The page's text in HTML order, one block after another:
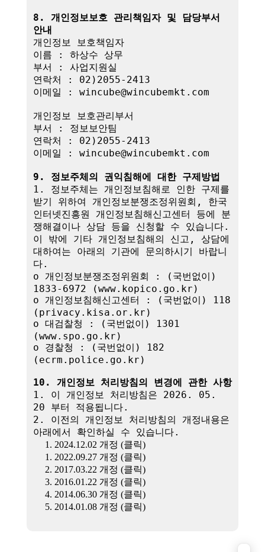
8. 개인정보보호 관리책임자 및 담당부서
안내
개인정보 보호책임자
이름 : 하상수 상무
부서 : 사업지원실
연락처 : 02)2055-2413
이메일 : wincube@wincubemkt.com
개인정보 보호관리부서
부서 : 정보보안팀
연락처 : 02)2055-2413
이메일 : wincube@wincubemkt.com
9. 정보주체의 권익침해에 대한 구제방법
1. 정보주체는 개인정보침해로 인한 구제를
받기 위하여 개인정보분쟁조정위원회, 한국
인터넷진흥원 개인정보침해신고센터 등에 분
쟁해결이나 상담 등을 신청할 수 있습니다.
이 밖에 기타 개인정보침해의 신고, 상담에
대하여는 아래의 기관에 문의하시기 바랍니
다.
o 개인정보분쟁조정위원회 : (국번없이)
1833-6972 (www.kopico.go.kr)
o 개인정보침해신고센터 : (국번없이) 118
(privacy.kisa.or.kr)
o 대검찰청 : (국번없이) 1301
(www.spo.go.kr)
o 경찰청 : (국번없이) 182
(ecrm.police.go.kr)
10. 개인정보 처리방침의 변경에 관한 사항
1. 이 개인정보 처리방침은 2026. 05.
20 부터 적용됩니다.
2. 이전의 개인정보 처리방침의 개정내용은
아래에서 확인하실 수 있습니다.
1. 2024.12.02 개정 (클릭)
1. 2022.09.27 개정 (클릭)
2. 2017.03.22 개정 (클릭)
3. 2016.01.22 개정 (클릭)
4. 2014.06.30 개정 (클릭)
5. 2014.01.08 개정 (클릭)